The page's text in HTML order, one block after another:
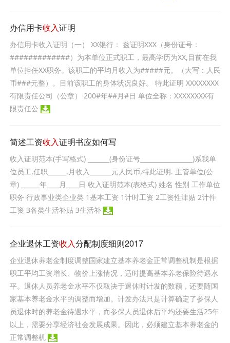
办信用卡收入证明
办信用卡收入证明（一） XX银行： 兹证明XXX（身份证号：
#############）为本单位正式职工，最高学历为XX,目前在我
单位担任XX职务。该职工的平均月收入为#####元。（大写：人民
币###元整）。目前该职工的身体状况良好。 特此证明 XXXXXXXX
有限责任公司（公章） 200#年##月#日 单位全称：XXXXXXXX有
限责任公
简述工资收入证明书应如何写
收入证明范本(手写格式) _______(身份证号_________________)系我单
位员工,任职______,月收入_______元人民币,特此证明. 主管单位(公
章) ______年____月____日 收入证明范本(表格式) 姓名 性别 工作单位
职务 行政事业类企业类 1基本工资 1计时工资 2工资性津贴 2计件
工资 3各类生活补贴 3生活补
企业退休工资收入分配制度细则2017
企业退休养老金制度调整国家建立基本养老金正常调整机制是根据
职工平均工资增长、物价上涨情况，适时提高基本养老保险待遇水
平。退休人员养老金水平不仅取决于退休时计发的数额，还要随国
家基本养老金水平的调整而增加。计发办法只是计算确定了参保人
员退休时的养老金待遇水平，而参保人员退休后平均还要生活25年
以上，需要分享经济社会发展成果。因此，必须建立基本养老金的
正常调整机